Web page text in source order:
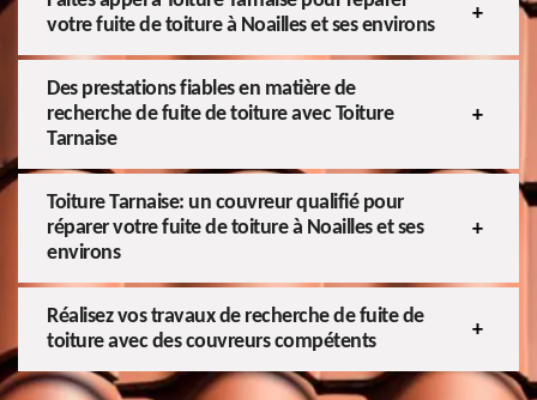
votre fuite de toiture à Noailles et ses environs
Des prestations fiables en matière de
recherche de fuite de toiture avec Toiture
Tarnaise
Toiture Tarnaise: un couvreur qualifié pour
réparer votre fuite de toiture à Noailles et ses
environs
Réalisez vos travaux de recherche de fuite de
toiture avec des couvreurs compétents